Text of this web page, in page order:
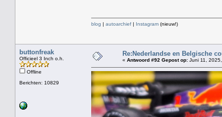
blog | autoarchief | Instagram (nieuw!)
buttonfreak
Officieel 3 Inch o.h.
Offline
Berichten: 10829
Re:Nederlandse en Belgische
« Antwoord #92 Gepost op: Juni 11,